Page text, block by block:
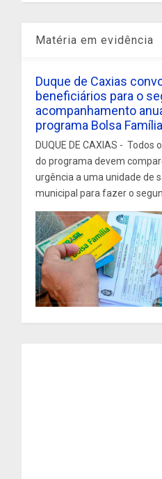
Matéria em evidência
Duque de Caxias
beneficiários para o
acompanhamento
programa Bolsa Família
DUQUE DE CAXIAS - Todos
do programa devem
urgência a uma unidade de
municipal para fazer o